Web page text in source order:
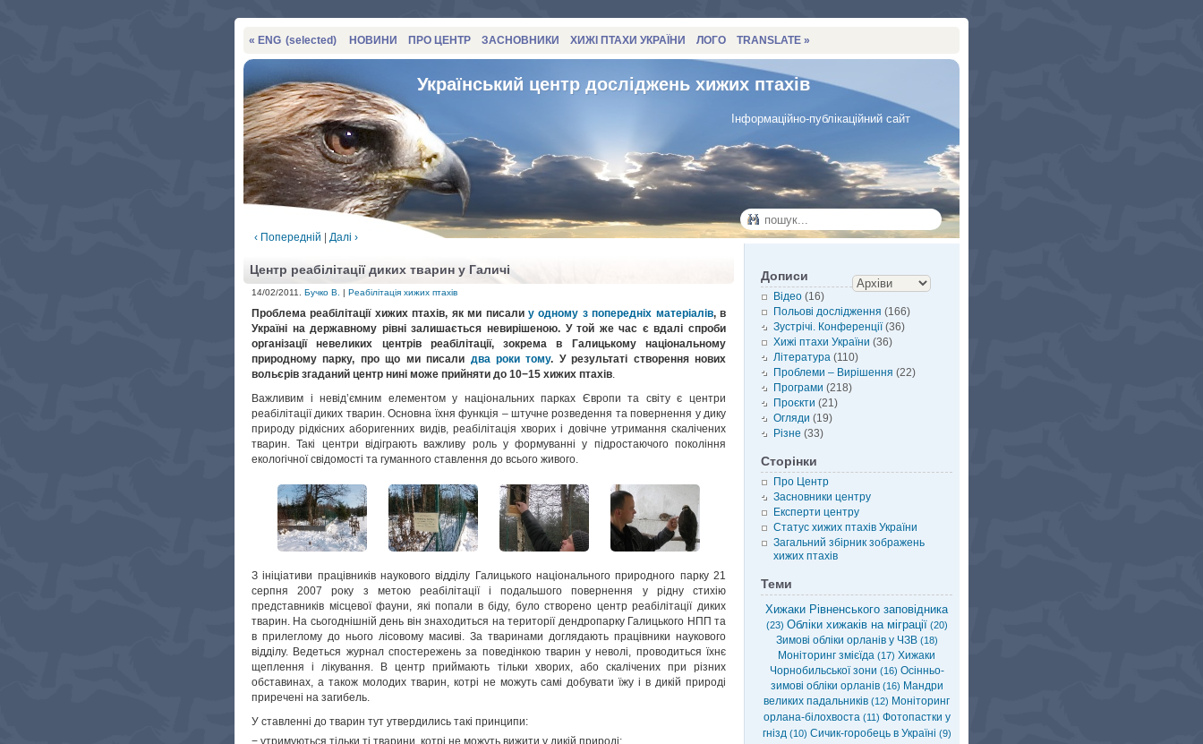
« ENG (selected) НОВИНИ ПРО ЦЕНТР ЗАСНОВНИКИ ХИЖІ ПТАХИ УКРАЇНИ ЛОГО TRANSLATE »
Український центр досліджень хижих птахів
Інформаційно-публікаційний сайт
‹ Попередній Далі ›
Центр реабілітації диких тварин у Галичі
14/02/2011. Бучко В. | Реабілітація хижих птахів
Проблема реабілітації хижих птахів, як ми писали у одному з попередніх матеріалів, в
Україні на державному рівні залишається невирішеною. У той же час є вдалі спроби
організації невеликих центрів реабілітації, зокрема в Галицькому національному
природному парку, про що ми писали два роки тому. У результаті створення нових
вольєрів згаданий центр нині може прийняти до 10−15 хижих птахів.
Важливим і невід’ємним елементом у національних парках Європи та світу є центри
реабілітації диких тварин. Основна їхня функція – штучне розведення та повернення у дику
природу рідкісних аборигенних видів, реабілітація хворих і довічне утримання скалічених
тварин. Такі центри відіграють важливу роль у формуванні у підростаючого покоління
екологічної свідомості та гуманного ставлення до всього живого.
З ініціативи працівників наукового відділу Галицького національного природного парку 21
серпня 2007 року з метою реабілітації і подальшого повернення у рідну стихію
представників місцевої фауни, які попали в біду, було створено центр реабілітації диких
тварин. На сьогоднішній день він знаходиться на території дендропарку Галицького НПП та
в прилеглому до нього лісовому масиві. За тваринами доглядають працівники наукового
відділу. Ведеться журнал спостережень за поведінкою тварин у неволі, проводиться їхнє
щеплення і лікування. В центр приймають тільки хворих, або скалічених при різних
обставинах, а також молодих тварин, котрі не можуть самі добувати їжу і в дикій природі
приречені на загибель.
У ставленні до тварин тут утвердились такі принципи:
− утримуються тільки ті тварини, котрі не можуть вижити у дикій природі;
Дописи
Відео (16)
Польові дослідження (166)
Зустрічі. Конференції(36)
Хижі птахи України (36)
Література (110)
Проблеми – Вирішення (22)
Програми (218)
Проєкти (21)
Огляди (19)
Різне (33)
Сторінки
Про Центр
Засновники центру
Експерти центру
Статус хижих птахів України
Загальний збірник зображень
хижих птахів
Теми
Хижаки Рівненського заповідника
(23) Обліки хижаків на міграції(20)
Зимові обліки орланів у ЧЗВ(18)
Моніторинг змієїда (17) Хижаки
Чорнобильської зони (16) Осінньо-
зимові обліки орланів(16) Мандри
великих падальників (12) Моніторинг
орлана-білохвоста (11) Фотопастки у
гнізд (10) Сичик-горобець в Україні (9)